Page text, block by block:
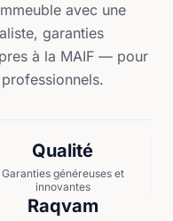
avec une
garanties
à la MAIF — pour
Qualité
Garanties généreuses et
innovantes
Raqvam